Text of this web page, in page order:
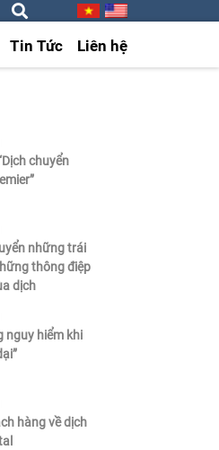
Tin Tức Liên hệ
chuyển
những trái
thông điệp
dịch
nguy hiểm khi
hàng về dịch